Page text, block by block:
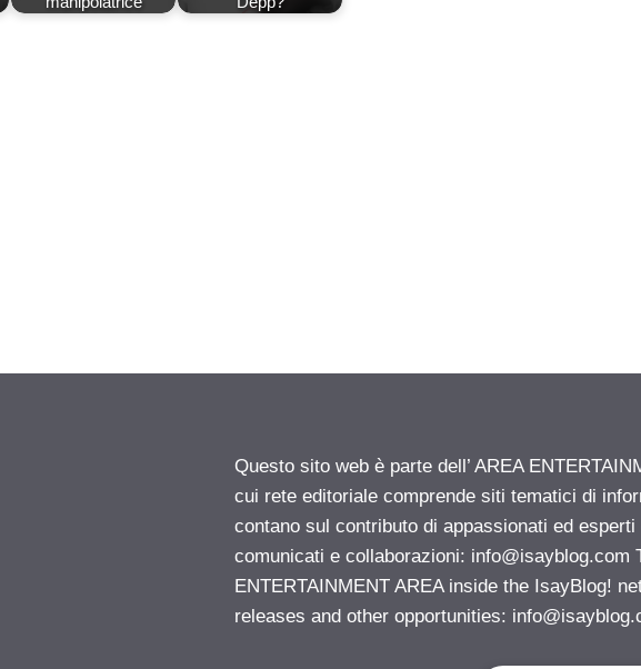
Questo sito web è parte dell’ AREA
cui rete editoriale comprende siti tematici di
contano sul contributo di appassionati ed
comunicati e collaborazioni: info@isayblog.com
ENTERTAINMENT AREA inside the IsayBlog!
releases and other opportunities: